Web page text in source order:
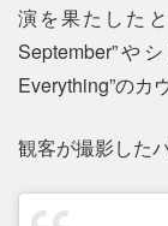
演を果たした
September”や
Everything”のカ
観客が撮影した